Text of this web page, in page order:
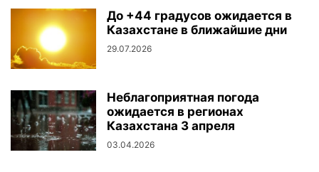
До +44 градусов ожидается в
Казахстане в ближайшие дни
29.07.2026
Неблагоприятная погода
ожидается в регионах
Казахстана 3 апреля
03.04.2026